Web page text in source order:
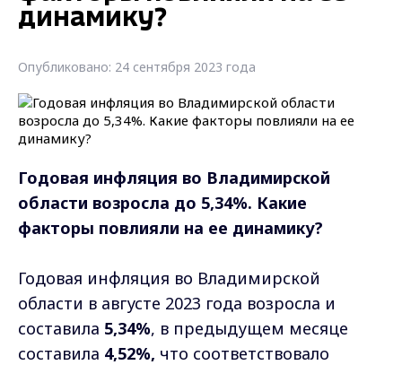
динамику?
Опубликовано: 24 сентября 2023 года
Годовая инфляция во Владимирской
области возросла до 5,34%. Какие
факторы повлияли на ее динамику?
Годовая инфляция во Владимирской
области в августе 2023 года возросла и
составила 5,34%, в предыдущем месяце
составила 4,52%, что соответствовало